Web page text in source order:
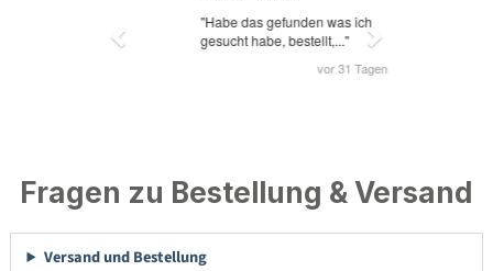
Fragen zu Bestellung & Versand
Versand und Bestellung